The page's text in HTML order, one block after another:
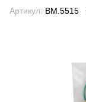
Артикул: BM.5515